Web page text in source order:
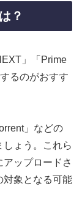
？
」「Prime
るのがおすす
」などの
ょう。これら
ップロードさ
対象となる可能